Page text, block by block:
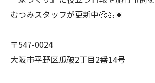
むつみスタッフが更新中🥺💪🏽
〒547-0024
大阪市平野区瓜破2丁目2番14号